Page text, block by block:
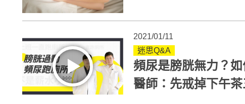
2021/01/11
迷思Q&A
頻尿是膀胱無力？
醫師：先戒掉下午